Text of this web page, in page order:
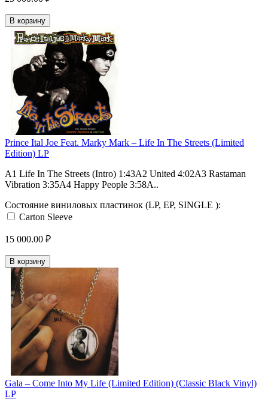
В корзину
Prince Ital Joe Feat. Marky Mark – Life In The Streets (Limited
Edition) LP
A1 Life In The Streets (Intro) 1:43A2 United 4:02A3 Rastaman
Vibration 3:35A4 Happy People 3:58A..
Состояние виниловых пластинок (LP, EP, SINGLE ):
Carton Sleeve
15 000.00 ₽
В корзину
Gala – Come Into My Life (Limited Edition) (Classic Black Vinyl)
LP